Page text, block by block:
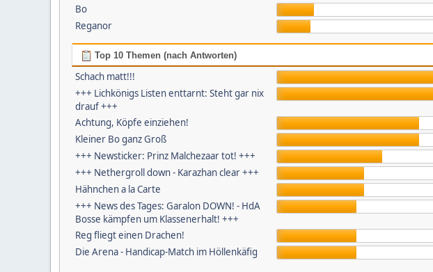
Bo
Reganor
Top 10 Themen (nach Antworten)
Schach matt!!!
+++ Lichkönigs Listen enttarnt: Steht gar nix
drauf +++
Achtung, Köpfe einziehen!
Kleiner Bo ganz Groß
+++ Newsticker: Prinz Malchezaar tot! +++
+++ Nethergroll down - Karazhan clear +++
Hähnchen a la Carte
+++ News des Tages: Garalon DOWN! - HdA
Bosse kämpfen um Klassenerhalt! +++
Reg fliegt einen Drachen!
Die Arena - Handicap-Match im Höllenkäfig